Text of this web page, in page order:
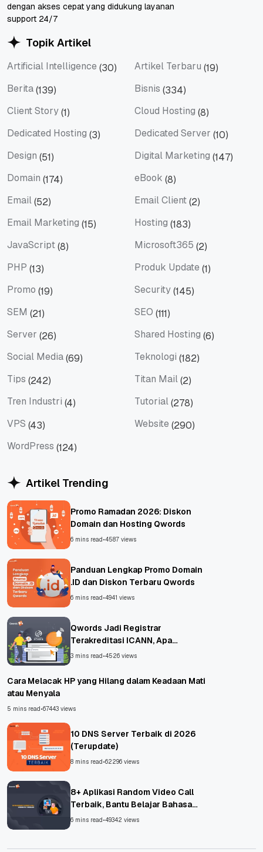
dengan akses cepat yang didukung layanan
support 24/7
Topik Artikel
Artificial Intelligence (30) Artikel Terbaru (19)
Berita(139) Bisnis (334)
Client Story(1) Cloud Hosting (8)
Dedicated Hosting (3) Dedicated Server (10)
Design (51) Digital Marketing (147)
Domain (174) eBook (8)
Email(52) Email Client(2)
Email Marketing (15) Hosting (183)
JavaScript(8) Microsoft365 (2)
PHP (13) Produk Update (1)
Promo (19) Security(145)
SEM (21) SEO (111)
Server (26) Shared Hosting (6)
Social Media(69) Teknologi (182)
Tips (242) Titan Mail(2)
Tren Industri (4) Tutorial(278)
VPS (43) Website (290)
WordPress (124)
Artikel Trending
Promo Ramadan 2026: Diskon
Domain dan Hosting Qwords
6 mins read•4587 views
Panduan Lengkap Promo Domain
.ID dan Diskon Terbaru Qwords
6 mins read•4941 views
Qwords Jadi Registrar
Terakreditasi ICANN, Apa
Untungnya?
3 mins read•4526 views
Cara Melacak HP yang Hilang dalam Keadaan Mati
atau Menyala
5 mins read•67443 views
10 DNS Server Terbaik di 2026
(Terupdate)
8 mins read•62296 views
8+ Aplikasi Random Video Call
Terbaik, Bantu Belajar Bahasa
Asing!
6 mins read•49342 views